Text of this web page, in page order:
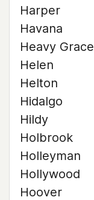
Harper
Havana
Heavy Grace
Helen
Helton
Hidalgo
Hildy
Holbrook
Holleyman
Hollywood
Hoover